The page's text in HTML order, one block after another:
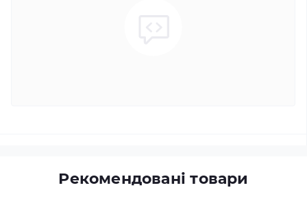
Рекомендовані товари